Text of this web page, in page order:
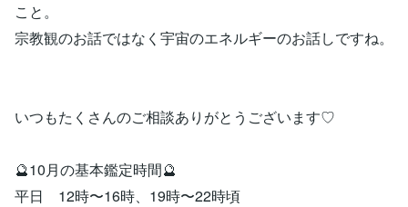
こと。
宗教観のお話ではなく宇宙のエネルギーのお話しですね。
いつもたくさんのご相談ありがとうございます♡
🔮10月の基本鑑定時間🔮
平日 12時〜16時、19時〜22時頃